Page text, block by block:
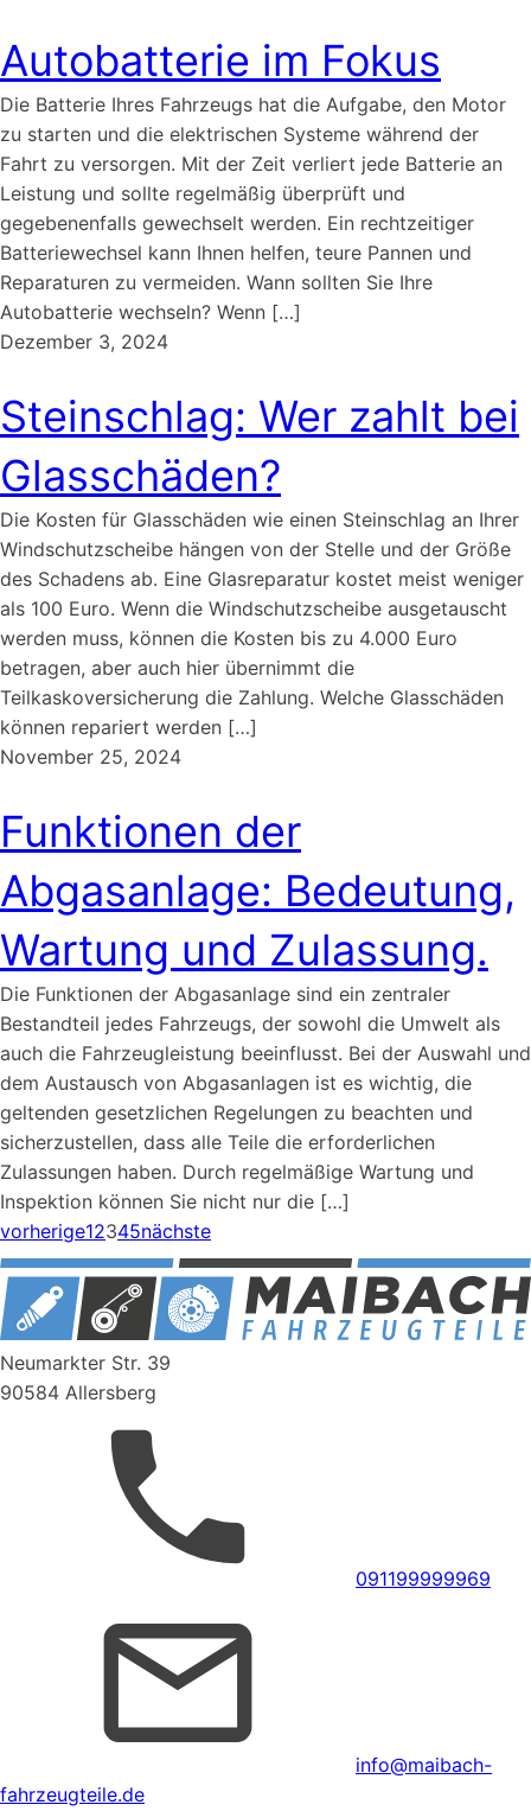
Autobatterie im Fokus
Die Batterie Ihres Fahrzeugs hat die Aufgabe, den Motor
zu starten und die elektrischen Systeme während der
Fahrt zu versorgen. Mit der Zeit verliert jede Batterie an
Leistung und sollte regelmäßig überprüft und
gegebenenfalls gewechselt werden. Ein rechtzeitiger
Batteriewechsel kann Ihnen helfen, teure Pannen und
Reparaturen zu vermeiden. Wann sollten Sie Ihre
Autobatterie wechseln? Wenn […]
Dezember 3, 2024
Steinschlag: Wer zahlt bei
Glasschäden?
Die Kosten für Glasschäden wie einen Steinschlag an Ihrer
Windschutzscheibe hängen von der Stelle und der Größe
des Schadens ab. Eine Glasreparatur kostet meist weniger
als 100 Euro. Wenn die Windschutzscheibe ausgetauscht
werden muss, können die Kosten bis zu 4.000 Euro
betragen, aber auch hier übernimmt die
Teilkaskoversicherung die Zahlung. Welche Glasschäden
können repariert werden […]
November 25, 2024
Funktionen der
Abgasanlage: Bedeutung,
Wartung und Zulassung.
Die Funktionen der Abgasanlage sind ein zentraler
Bestandteil jedes Fahrzeugs, der sowohl die Umwelt als
auch die Fahrzeugleistung beeinflusst. Bei der Auswahl und
dem Austausch von Abgasanlagen ist es wichtig, die
geltenden gesetzlichen Regelungen zu beachten und
sicherzustellen, dass alle Teile die erforderlichen
Zulassungen haben. Durch regelmäßige Wartung und
Inspektion können Sie nicht nur die […]
vorherige12345nächste
Neumarkter Str. 39
90584 Allersberg
091199999969
info@maibach-
fahrzeugteile.de